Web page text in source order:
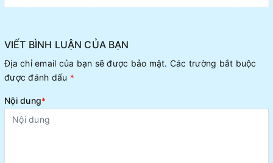
VIẾT BÌNH LUẬN CỦA BẠN
Địa chỉ email của bạn sẽ được bảo mật. Các trường bắt buộc
được đánh dấu *
Nội dung*